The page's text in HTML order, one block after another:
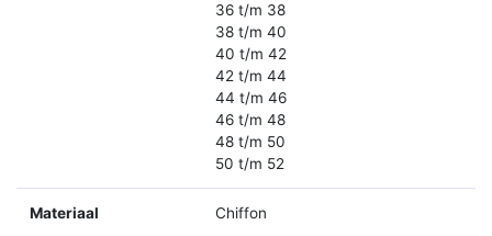
36 t/m 38
38 t/m 40
40 t/m 42
42 t/m 44
44 t/m 46
46 t/m 48
48 t/m 50
50 t/m 52
Materiaal Chiffon